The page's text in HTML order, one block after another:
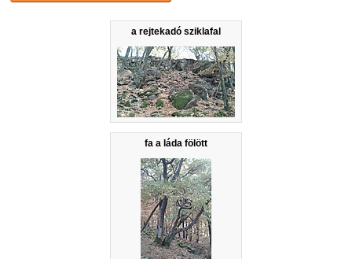
a rejtekadó sziklafal
fa a láda fölött